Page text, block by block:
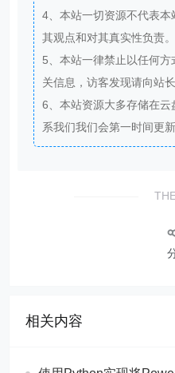
4、本站一切资源不代表
其观点和对其真实性负责。
5、本站一律禁止以任何
关信息，访客发现请向站长
6、本站资源大多存储在
系我们我们会第一时间更新
相关内容